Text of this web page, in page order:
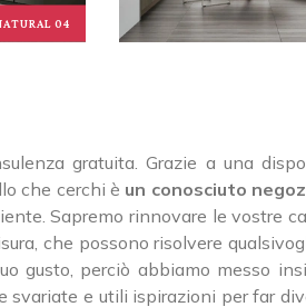
04
gratuita. Grazie a una
che cerchi è un conosciuto
Sapremo rinnovare le vostre
che possono risolvere
gusto, perciò abbiamo messo
e utili ispirazioni per far